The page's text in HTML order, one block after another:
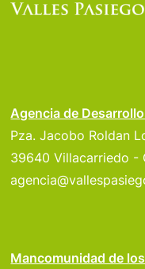
Agencia de
Pza. Jacobo Roldan
39640 Villacarriedo -
Mancomunidad de